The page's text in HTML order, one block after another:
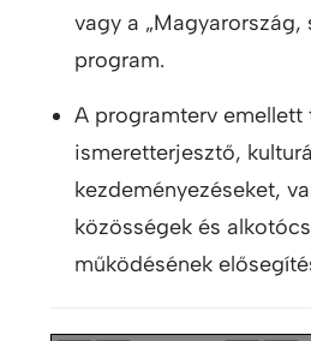
vagy a „Magyarország,
program.
A programterv emellett
ismeretterjesztő,
kezdeményezéseket,
közösségek és
működésének